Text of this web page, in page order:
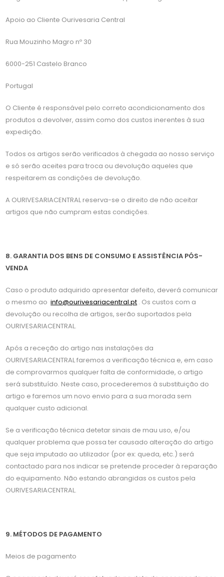
Apoio ao Cliente Ourivesaria Central
Rua Mouzinho Magro nº 30
6000-251 Castelo Branco
Portugal
O Cliente é responsável pelo correto acondicionamento dos
produtos a devolver, assim como dos custos inerentes à sua
expedição.
Todos os artigos serão verificados à chegada ao nosso serviço
e só serão aceites para troca ou devolução aqueles que
respeitarem as condições de devolução.
A OURIVESARIACENTRAL reserva-se o direito de não aceitar
artigos que não cumpram estas condições.
8. GARANTIA DOS BENS DE CONSUMO E ASSISTÊNCIA PÓS-
VENDA
Caso o produto adquirido apresentar defeito, deverá comunicar
o mesmo aoinfo@ourivesariacentral.pt . Os custos com a
devolução ou recolha de artigos, serão suportados pela
OURIVESARIACENTRAL.
Após a receção do artigo nas instalações da
OURIVESARIACENTRAL faremos a verificação técnica e, em caso
de comprovarmos qualquer falta de conformidade, o artigo
será substituído. Neste caso, procederemos à substituição do
artigo e faremos um novo envio para a sua morada sem
qualquer custo adicional.
Se a verificação técnica detetar sinais de mau uso, e/ou
qualquer problema que possa ter causado alteração do artigo
que seja imputado ao utilizador (por ex: queda, etc.) será
contactado para nos indicar se pretende proceder à reparação
do equipamento. Não estando abrangidas os custos pela
OURIVESARIACENTRAL.
9. MÉTODOS DE PAGAMENTO
Meios de pagamento